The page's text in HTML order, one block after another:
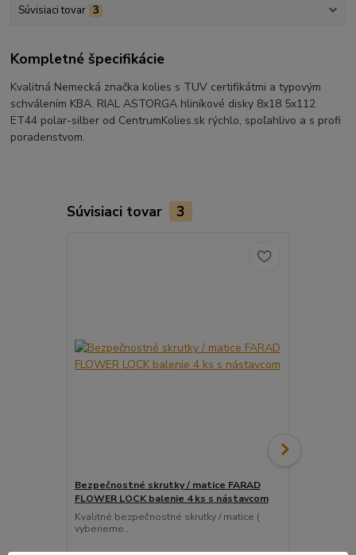
Súvisiaci tovar 3
Kompletné špecifikácie
Kvalitná Nemecká značka kolies s TUV certifikátmi a typovým
schválením KBA. RIAL ASTORGA hliníkové disky 8x18 5x112
ET44 polar-silber od CentrumKolies.sk rýchlo, spoľahlivo a s profi
poradenstvom.
Súvisiaci tovar 3
Bezpečnostné skrutky / matice FARAD
FLOWER LOCK balenie 4 ks s nástavcom
Kvalitné bezpečnostné skrutky / matice (
vyberieme...